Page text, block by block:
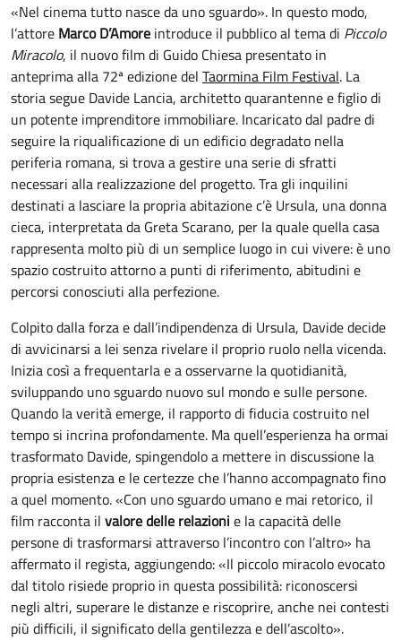
«Nel cinema tutto nasce da uno sguardo». In questo modo,
l’attore Marco D’Amore introduce il pubblico al tema di Piccolo
Miracolo, il nuovo film di Guido Chiesa presentato in
anteprima alla 72ª edizione del Taormina Film Festival. La
storia segue Davide Lancia, architetto quarantenne e figlio di
un potente imprenditore immobiliare. Incaricato dal padre di
seguire la riqualificazione di un edificio degradato nella
periferia romana, si trova a gestire una serie di sfratti
necessari alla realizzazione del progetto. Tra gli inquilini
destinati a lasciare la propria abitazione c’è Ursula, una donna
cieca, interpretata da Greta Scarano, per la quale quella casa
rappresenta molto più di un semplice luogo in cui vivere: è uno
spazio costruito attorno a punti di riferimento, abitudini e
percorsi conosciuti alla perfezione.
Colpito dalla forza e dall’indipendenza di Ursula, Davide decide
di avvicinarsi a lei senza rivelare il proprio ruolo nella vicenda.
Inizia così a frequentarla e a osservarne la quotidianità,
sviluppando uno sguardo nuovo sul mondo e sulle persone.
Quando la verità emerge, il rapporto di fiducia costruito nel
tempo si incrina profondamente. Ma quell’esperienza ha ormai
trasformato Davide, spingendolo a mettere in discussione la
propria esistenza e le certezze che l’hanno accompagnato fino
a quel momento. «Con uno sguardo umano e mai retorico, il
film racconta il valore delle relazioni e la capacità delle
persone di trasformarsi attraverso l’incontro con l’altro» ha
affermato il regista, aggiungendo: «Il piccolo miracolo evocato
dal titolo risiede proprio in questa possibilità: riconoscersi
negli altri, superare le distanze e riscoprire, anche nei contesti
più difficili, il significato della gentilezza e dell’ascolto».